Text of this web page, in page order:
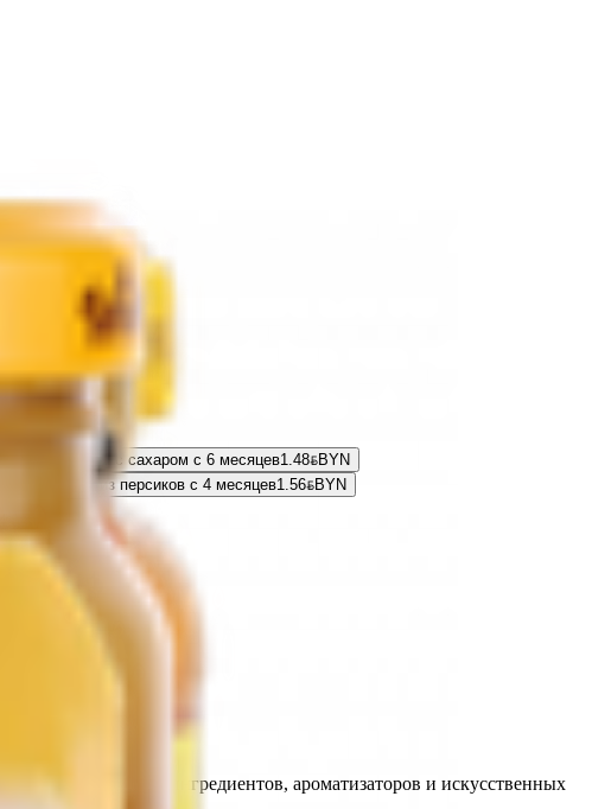
клубника с сахаром с 6 месяцев1.48BYNBYN
«Топтышка» из персиков с 4 месяцев1.56BYNBYN
ингредиентов, ароматизаторов и искусственных